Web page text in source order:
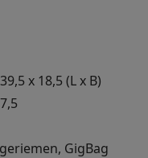
x 18,5 (L x B)
GigBag